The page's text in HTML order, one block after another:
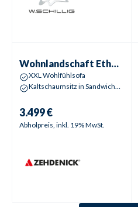
Wohnlandschaft Ethan | Elena
XXL Wohlfühlsofa
Kaltschaumsitz in Sandwichbauweise
3.499 €
Abholpreis, inkl. 19% MwSt.